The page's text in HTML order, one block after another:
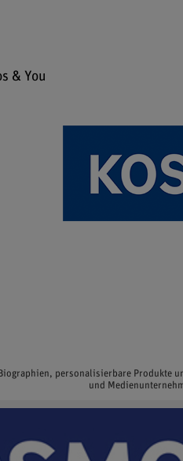
& You
personalisierbare Produkte
und